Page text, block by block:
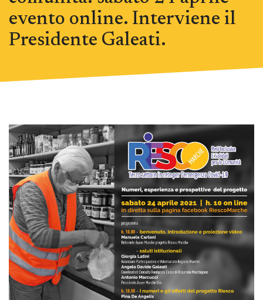
evento online. Interviene il
Presidente Galeati.